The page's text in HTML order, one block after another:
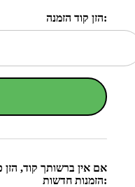
הזן קוד הזמנה:
אם אין ברשותך קוד, הזן
הזמנות חדשות: